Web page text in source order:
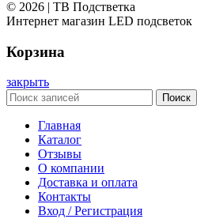
© 2026 | ТВ Подстветка
Интернет магазин LED подсветок
Корзина
закрыть
Поиск
Главная
Каталог
Отзывы
О компании
Доставка и оплата
Контакты
Вход / Регистрация